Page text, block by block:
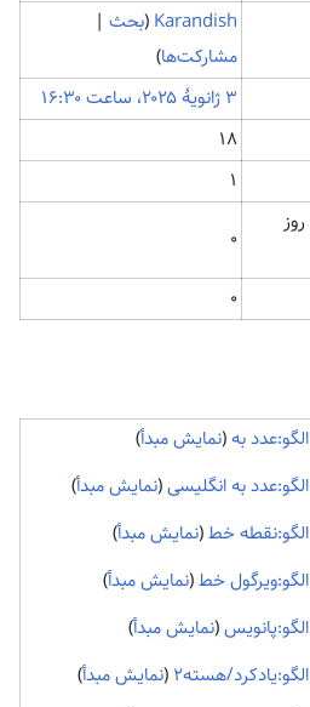
Karandish
(بحث|
مشارکت‌ها)
۱۸
۱
تعداد ویرایش‌های اخیر (در ۹۰ روز
۰
۰
الگو:عدد به(نمایش مبدأ)
الگو:عدد به انگلیسی(نمایش مبدأ)
الگو:نقطه خط(نمایش مبدأ)
الگو:ویرگول خط(نمایش مبدأ)
الگو:پانویس(نمایش مبدأ)
الگو:یادکرد/هسته۲ (نمایش مبدأ)